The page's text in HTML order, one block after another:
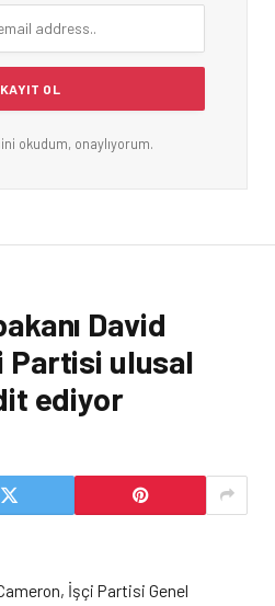
okudum, onaylıyorum.
David
Partisi ulusal
ediyor
İşçi Partisi Genel